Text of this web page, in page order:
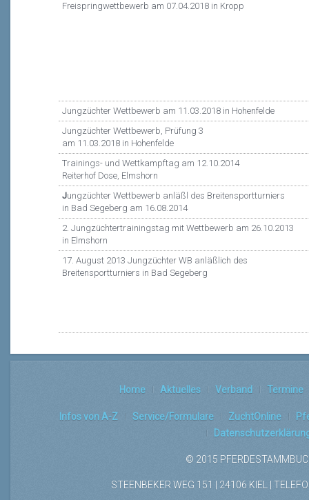
Freispringwettbewerb am 07.04.2018 in Kropp
Jungzüchter Wettbewerb am 11.03.2018 in Hohenfelde
Jungzüchter Wettbewerb, Prüfung 3
am 11.03.2018 in Hohenfelde
Trainings- und Wettkampftag am 12.10.2014
Reiterhof Dose, Elmshorn
Jungzüchter Wettbewerb anläßl des Breitensportturniers
in Bad Segeberg am 16.08.2014
2. Jungzüchtertrainingstag mit Wettbewerb am 26.10.2013
in Elmshorn
17. August 2013 Jungzüchter WB anläßlich des
Breitensportturniers in Bad Segeberg
Home Aktuelles Verband Termine
Infos von A-Z Service/Formulare ZuchtOnline
© 2015
STEENBEKER WEG 151 | 24106 KIEL |